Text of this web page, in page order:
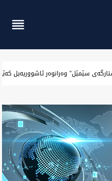
پیەڵەیل لە مەوقەی راسگانی